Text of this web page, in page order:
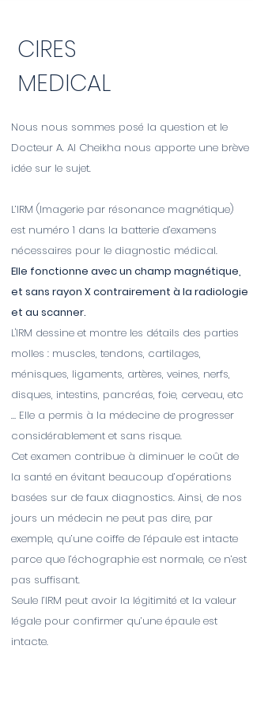
CIRES
MEDICAL
Nous nous sommes posé la question et le
Docteur A. Al Cheikha nous apporte une brève
idée sur le sujet.
L’IRM (Imagerie par résonance magnétique)
est numéro 1 dans la batterie d’examens
nécessaires pour le diagnostic médical.
Elle fonctionne avec un champ magnétique,
et sans rayon X contrairement à la radiologie
et au scanner.
L'IRM dessine et montre les détails des parties
molles : muscles, tendons, cartilages,
ménisques, ligaments, artères, veines, nerfs,
disques, intestins, pancréas, foie, cerveau, etc
… Elle a permis à la médecine de progresser
considérablement et sans risque.
Cet examen contribue à diminuer le coût de
la santé en évitant beaucoup d’opérations
basées sur de faux diagnostics. Ainsi, de nos
jours un médecin ne peut pas dire, par
exemple, qu’une coiffe de l’épaule est intacte
parce que l’échographie est normale, ce n’est
pas suffisant.
Seule l’IRM peut avoir la légitimité et la valeur
légale pour confirmer qu’une épaule est
intacte.